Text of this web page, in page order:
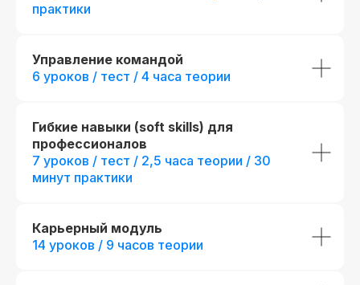
практики
Управление командой
6 уроков / тест / 4 часа теории
Гибкие навыки (soft skills) для
профессионалов
7 уроков / тест / 2,5 часа теории / 30
минут практики
Карьерный модуль
14 уроков / 9 часов теории
Получить программу